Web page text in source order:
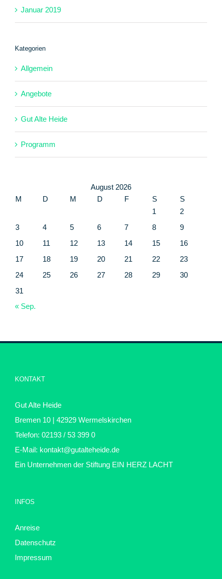
Januar 2019
Kategorien
Allgemein
Angebote
Gut Alte Heide
Programm
August 2026
M
D M D F S
S
1
2
3
4 5 6 7 8
9
10
11 12 13 14 15
16
17
18 19 20 21 22
23
24
25 26 27 28 29
30
31
« Sep.
KONTAKT
Gut Alte Heide
Bremen 10 | 42929 Wermelskirchen
Telefon: 02193 / 53 399 0
E-Mail: kontakt@gutalteheide.de
Ein Unternehmen der Stiftung EIN HERZ LACHT
INFOS
Anreise
Datenschutz
Impressum